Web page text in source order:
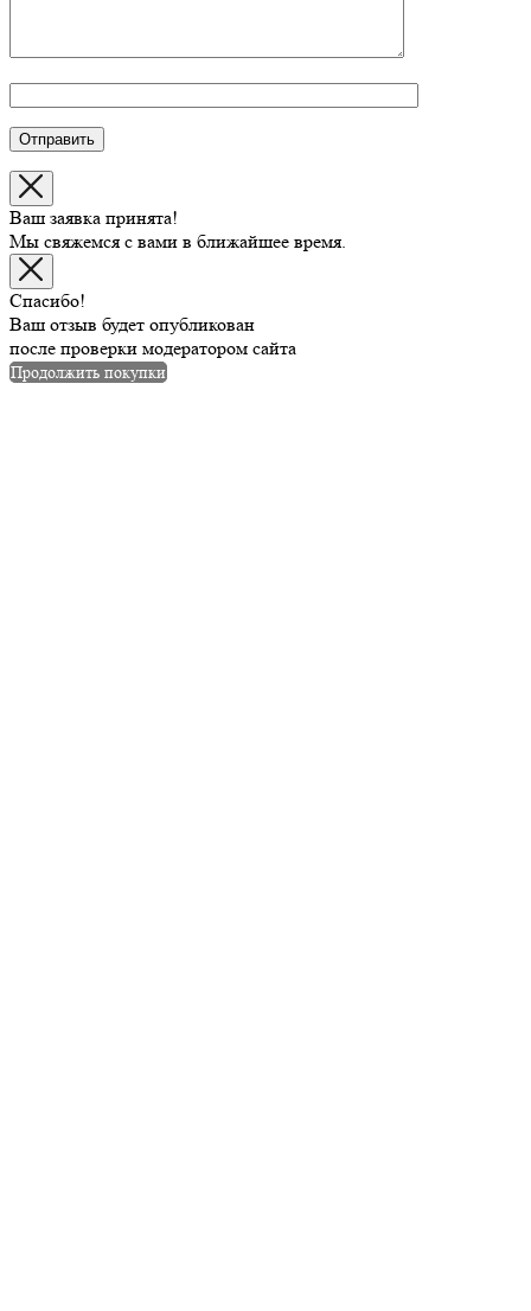
Ваш заявка принята!
Мы свяжемся с вами в ближайшее время.
Спасибо!
Ваш отзыв будет опубликован
после проверки модератором сайта
Продолжить покупки